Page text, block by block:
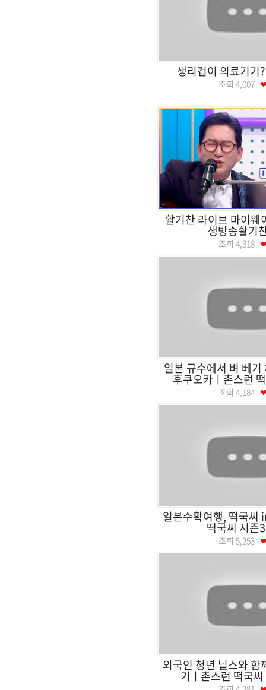
생리컵이 의료기기
조회 4,007
활기찬 라이브 마이웨
생방송활기
조회 4,318
일본 규수에서 벼 베
후쿠오카ㅣ촌스런
조회 4,184
일본수확여행, 떡국씨
떡국씨 시즌
조회 5,253
외국인 청년 닐스와 함
기ㅣ촌스런 떡국